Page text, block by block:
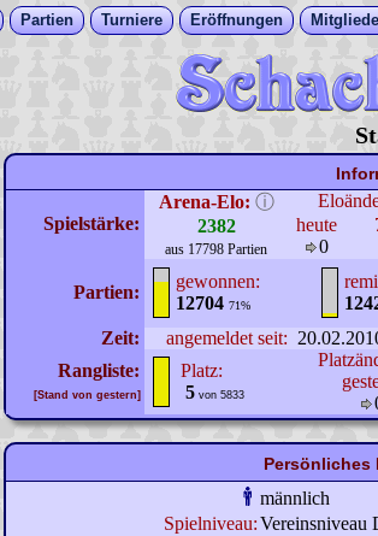
Partien Turniere Eröffnungen
Spielstärke:
Arena-Elo: ⓘ
2382
aus 17798 Partien
heute
0
Partien:
gewonnen:
12704 71%
Zeit:
angemeldet seit:
Rangliste:
[Stand von gestern]
Platz:
5 von 5833
Persönliches
männlich
Spielniveau:Vereinsniveau